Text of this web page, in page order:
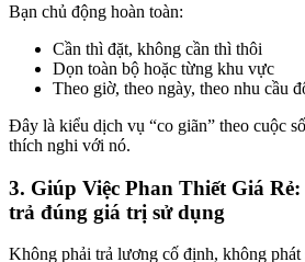
Panel
satın al
Panel
Bạn chủ động hoàn toàn:
Cần thì đặt, không cần thì thôi
Dọn toàn bộ hoặc từng khu vực
Theo giờ, theo ngày, theo nhu cầu
Đây là kiểu dịch vụ “co giãn” theo cuộc
thích nghi với nó.
3. Giúp Việc Phan Thiết Giá
trả đúng giá trị sử dụng
Không phải trả lương cố định, không